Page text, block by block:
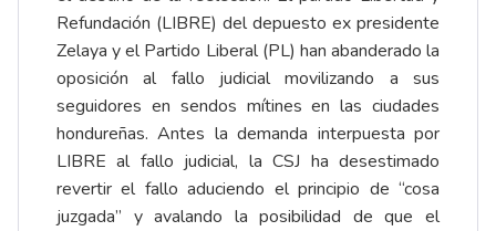
Refundación (LIBRE) del depuesto ex presidente
Zelaya y el Partido Liberal (PL) han abanderado la
oposición al fallo judicial movilizando a sus
seguidores en sendos mítines en las ciudades
hondureñas. Antes la demanda interpuesta por
LIBRE al fallo judicial, la CSJ ha desestimado
revertir el fallo aduciendo el principio de “cosa
juzgada” y avalando la posibilidad de que el